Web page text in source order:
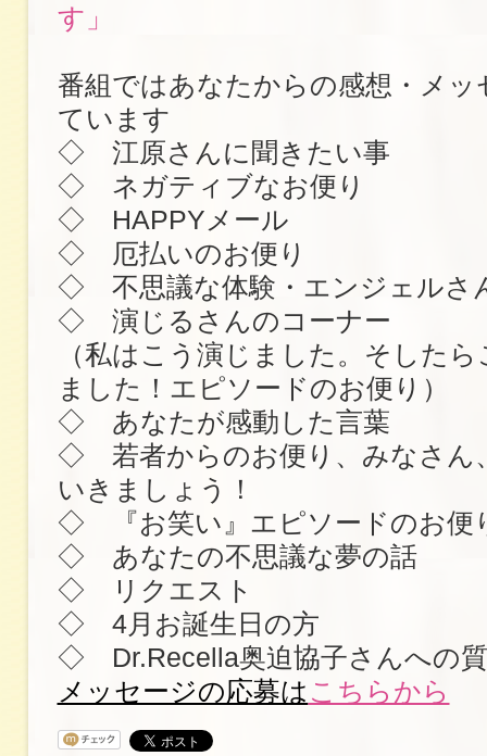
す」
番組ではあなたからの感想・メッ
ています
◇ 江原さんに聞きたい事
◇ ネガティブなお便り
◇ HAPPYメール
◇ 厄払いのお便り
◇ 不思議な体験・エンジェルさ
◇ 演じるさんのコーナー
（私はこう演じました。そした
ました！エピソードのお便り）
◇ あなたが感動した言葉
◇ 若者からのお便り、みなさん
いきましょう！
◇ 『お笑い』エピソードのお便
◇ あなたの不思議な夢の話
◇ リクエスト
◇ 4月お誕生日の方
◇ Dr.Recella奥迫協子さんへの
メッセージの応募は こちらから